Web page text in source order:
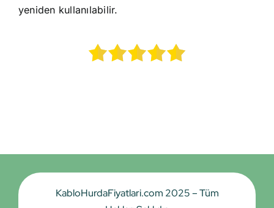
yeniden kullanılabilir.
KabloHurdaFiyatlari.com 2025 – Tüm